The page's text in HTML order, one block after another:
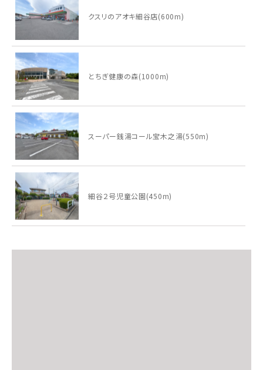
クスリのアオキ細谷店(600m)
とちぎ健康の森(1000m)
スーパー銭湯コール宝木之湯(550m)
細谷２号児童公園(450m)